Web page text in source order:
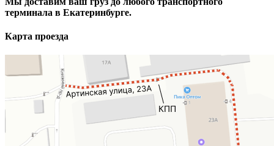
терминала в Екатеринбурге.
Карта проезда